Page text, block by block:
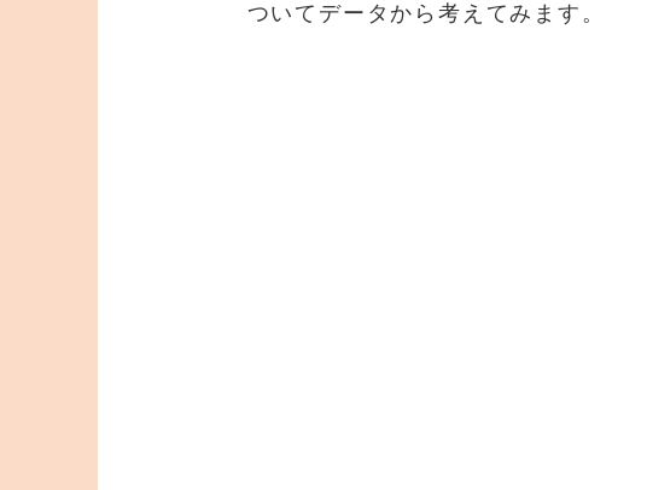
ついてデータから考えてみます。